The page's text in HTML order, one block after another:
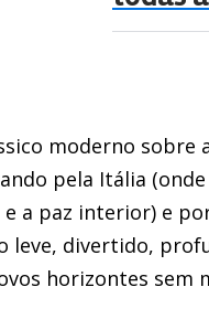
moderno
pela Itália
e a paz interior) e
leve, divertido,
horizontes sem